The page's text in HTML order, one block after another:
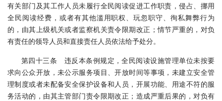
有关部门及其工作人员未履行全民阅读促进工作职责，侵占、挪用
全民阅读经费，或者有其他滥用职权、玩忽职守、徇私舞弊行为
的，由其上级机关或者监察机关责令限期改正；情节严重的，对负
有责任的领导人员和直接责任人员依法给予处分。
第四十三条 违反本条例规定，全民阅读设施管理单位未按要
求向公众开放，未公示服务项目、开放时间等事项，未建立安全管
理制度或者未配备安全保护设备和人员，开展功能、用途不符的服
务活动的，由其主管部门责令限期改正；造成严重后果的，对负有